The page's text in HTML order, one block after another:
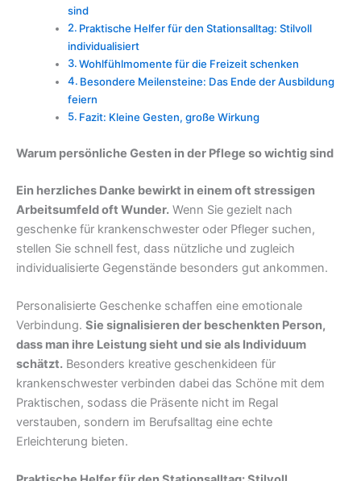
sind
Praktische Helfer für den Stationsalltag: Stilvoll
individualisiert
Wohlfühlmomente für die Freizeit schenken
Besondere Meilensteine: Das Ende der Ausbildung
feiern
Fazit: Kleine Gesten, große Wirkung
Warum persönliche Gesten in der Pflege so wichtig sind
Ein herzliches Danke bewirkt in einem oft stressigen
Arbeitsumfeld oft Wunder. Wenn Sie gezielt nach
geschenke für krankenschwester oder Pfleger suchen,
stellen Sie schnell fest, dass nützliche und zugleich
individualisierte Gegenstände besonders gut ankommen.
Personalisierte Geschenke schaffen eine emotionale
Verbindung. Sie signalisieren der beschenkten Person,
dass man ihre Leistung sieht und sie als Individuum
schätzt. Besonders kreative geschenkideen für
krankenschwester verbinden dabei das Schöne mit dem
Praktischen, sodass die Präsente nicht im Regal
verstauben, sondern im Berufsalltag eine echte
Erleichterung bieten.